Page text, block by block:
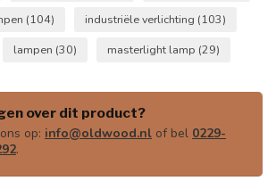
(104) industriële verlichting (103)
lampen (30) masterlight lamp (29)
over dit product?
op: info@oldwood.nl of bel 0229-
.